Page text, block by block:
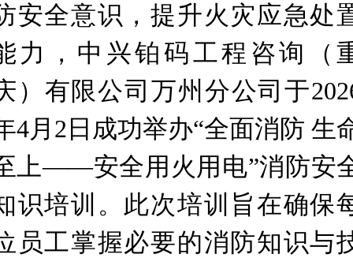
安全意识，提升火灾应急处
力，中兴铂码工程咨询（
）有限公司万州分公司于
4月2日成功举办“全面消防 生
上——安全用火用电”消防安
识培训。此次培训旨在确保
员工掌握必要的消防知识与